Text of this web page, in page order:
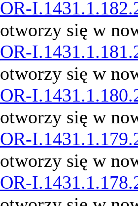
OR-
otworzy się w
OR-
otworzy się w
OR-
otworzy się w
OR-
otworzy się w
OR-